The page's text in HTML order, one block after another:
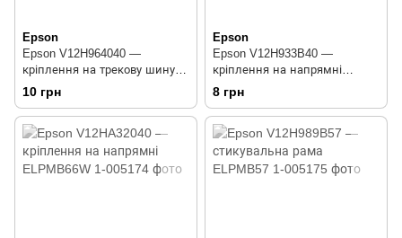
Epson
Epson V12H964040 —
кріплення на трекову шину
ELPMB61
10 грн
Epson
Epson V12H933B40 —
кріплення на напрямні
ELPMB54B
8 грн